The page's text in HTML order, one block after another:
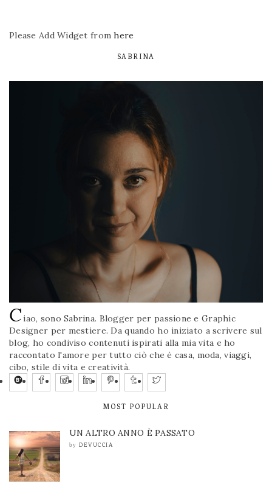
Please Add Widget fromhere
SABRINA
Ciao, sono Sabrina. Blogger per passione e Graphic
Designer per mestiere. Da quando ho iniziato a scrivere sul
blog, ho condiviso contenuti ispirati alla mia vita e ho
raccontato l'amore per tutto ciò che è casa, moda, viaggi,
cibo, stile di vita e creatività.
MOST POPULAR
UN ALTRO ANNO È PASSATO
by DEVUCCIA